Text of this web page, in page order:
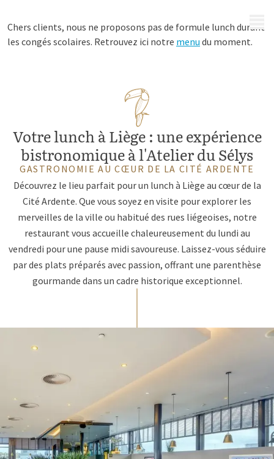
Chers clients, nous ne proposons pas de formule lunch durant
les congés scolaires. Retrouvez ici notre menu du moment.
Votre lunch à Liège : une expérience
bistronomique à l'Atelier du Sélys
GASTRONOMIE AU CŒUR DE LA CITÉ ARDENTE
Découvrez le lieu parfait pour un lunch à Liège au cœur de la
Cité Ardente. Que vous soyez en visite pour explorer les
merveilles de la ville ou habitué des rues liégeoises, notre
restaurant vous accueille chaleureusement du lundi au
vendredi pour une pause midi savoureuse. Laissez-vous séduire
par des plats préparés avec passion, offrant une parenthèse
gourmande dans un cadre historique exceptionnel.